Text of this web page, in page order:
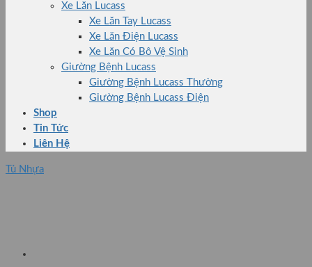
Xe Lăn Lucass
Xe Lăn Tay Lucass
Xe Lăn Điện Lucass
Xe Lăn Có Bô Vệ Sinh
Giường Bệnh Lucass
Giường Bệnh Lucass Thường
Giường Bệnh Lucass Điện
Shop
Tin Tức
Liên Hệ
Tủ Nhựa